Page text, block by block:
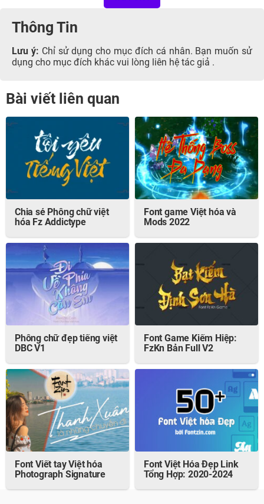
Thông Tin
Lưu ý: Chỉ sử dụng cho mục đích cá nhân. Bạn muốn sử
dụng cho mục đích khác vui lòng liên hệ tác giả .
Bài viết liên quan
Chia sẻ Phông chữ việt
hóa Fz Addictype
Font game Việt hóa và
Mods 2022
Phông chữ đẹp tiếng việt
DBC V1
Font Game Kiếm Hiệp:
FzKn Bản Full V2
Font Viết tay Việt hóa
Photograph Signature
Font Việt Hóa Đẹp Link
Tổng Hợp: 2020-2024